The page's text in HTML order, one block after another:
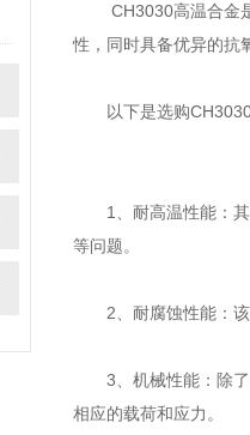
CH3030高温合金是
性，同时具备优异的抗
以下是选购
1、耐高温性能：其
等问题。
2、耐腐蚀性能：该
3、机械性能：除了
相应的载荷和应力。